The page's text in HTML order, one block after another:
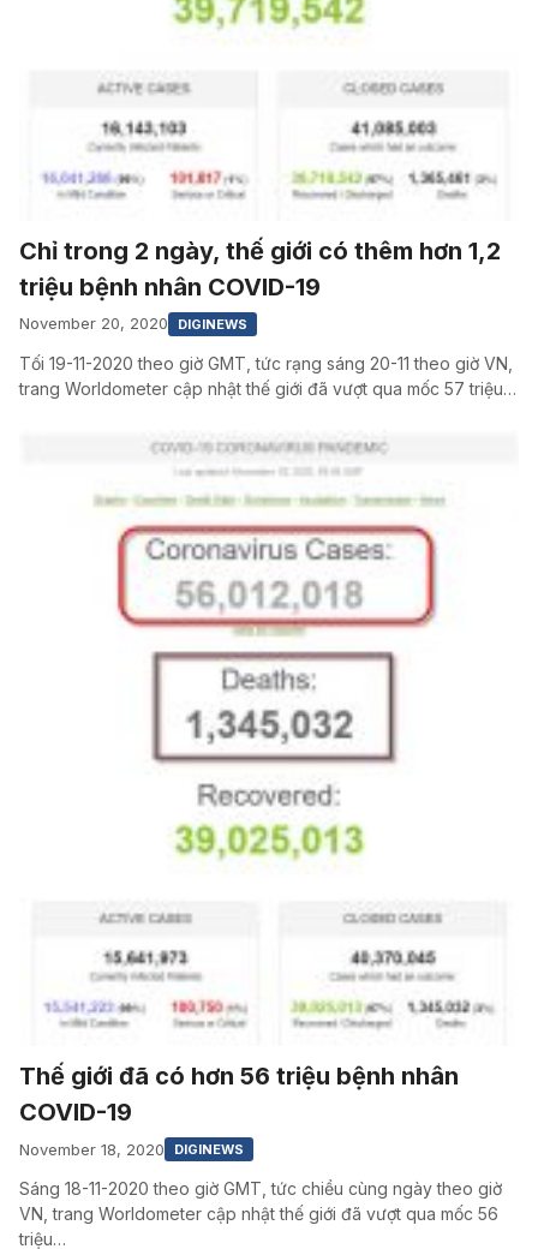
Chỉ trong 2 ngày, thế giới có thêm hơn 1,2
triệu bệnh nhân COVID-19
November 20, 2020 DIGINEWS
Tối 19-11-2020 theo giờ GMT, tức rạng sáng 20-11 theo giờ VN,
trang Worldometer cập nhật thế giới đã vượt qua mốc 57 triệu…
Thế giới đã có hơn 56 triệu bệnh nhân
COVID-19
November 18, 2020 DIGINEWS
Sáng 18-11-2020 theo giờ GMT, tức chiều cùng ngày theo giờ
VN, trang Worldometer cập nhật thế giới đã vượt qua mốc 56
triệu…